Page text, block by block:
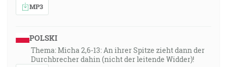
MP3
POLSKI
Thema: Micha 2,6-13: An ihrer Spitze zieht dann der
Durchbrecher dahin (nicht der leitende Widder)!